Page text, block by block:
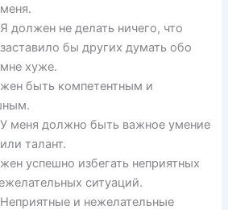
меня.
Я должен не делать ничего, что
заставило бы других думать обо
мне хуже.
быть компетентным и
У меня должно быть важное умение
или талант.
успешно избегать неприятных
ситуаций.
Неприятные и нежелательные